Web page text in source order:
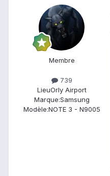
Membre
739
LieuOrly Airport
Marque:Samsung
Modèle:NOTE 3 - N9005